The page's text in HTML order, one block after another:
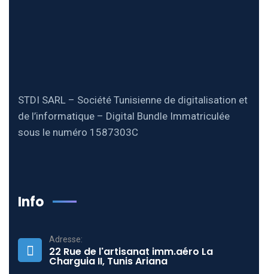
STDI SARL – Société Tunisienne de digitalisation et
de l’informatique – Digital Bundle Immatriculée
sous le numéro 1587303C
Info
Adresse:
22 Rue de l'artisanat imm.aéro La
Charguia II, Tunis Ariana